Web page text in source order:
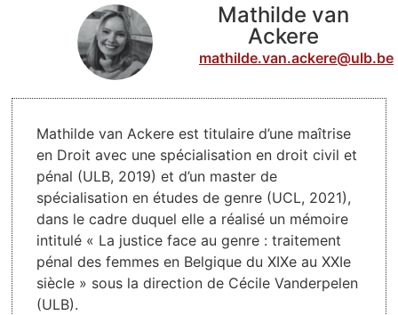
Mathilde van
Ackere
mathilde.van.ackere@ulb.be
Mathilde van Ackere est titulaire d’une maîtrise
en Droit avec une spécialisation en droit civil et
pénal (ULB, 2019) et d’un master de
spécialisation en études de genre (UCL, 2021),
dans le cadre duquel elle a réalisé un mémoire
intitulé « La justice face au genre : traitement
pénal des femmes en Belgique du XIXe au XXIe
siècle » sous la direction de Cécile Vanderpelen
(ULB).